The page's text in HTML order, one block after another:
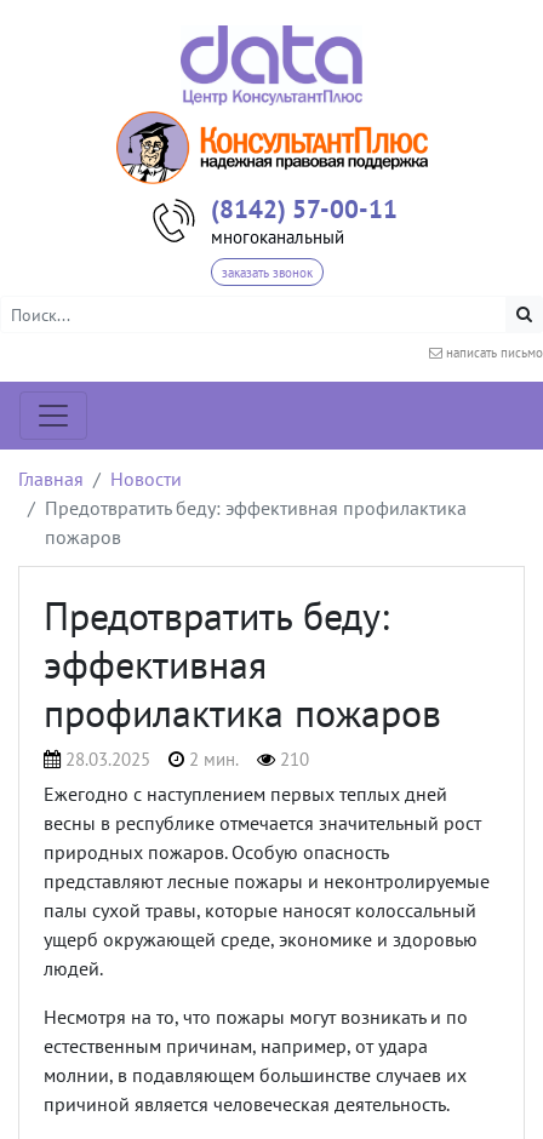
(8142) 57-00-11
многоканальный
заказать звонок
написать письмо
Главная
Новости
Предотвратить беду: эффективная профилактика
пожаров
Предотвратить беду:
эффективная
профилактика пожаров
28.03.2025 2 мин. 210
Ежегодно с наступлением первых теплых дней
весны в республике отмечается значительный рост
природных пожаров. Особую опасность
представляют лесные пожары и неконтролируемые
палы сухой травы, которые наносят колоссальный
ущерб окружающей среде, экономике и здоровью
людей.
Несмотря на то, что пожары могут возникать и по
естественным причинам, например, от удара
молнии, в подавляющем большинстве случаев их
причиной является человеческая деятельность.